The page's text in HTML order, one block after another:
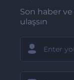
Son haber
ulaşsın